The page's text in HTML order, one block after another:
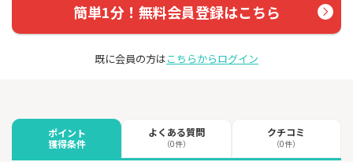
簡単1分！無料会員登録はこちら
既に会員の方はこちらからログイン
ポイント
獲得条件
よくある質問
（0件）
クチコミ
（0件）